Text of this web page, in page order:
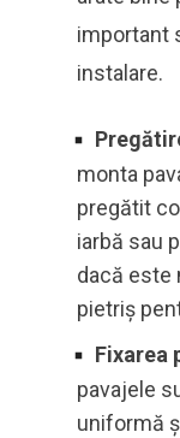
important
instalare.
monta
pregătit
iarbă sau
dacă este
pietriș
Fixarea
pavajele
uniformă